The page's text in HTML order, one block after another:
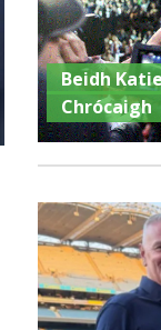
Beidh
Chrócaigh